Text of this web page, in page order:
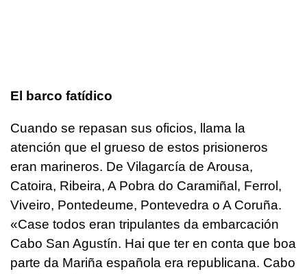
El barco fatídico
Cuando se repasan sus oficios, llama la
atención que el grueso de estos prisioneros
eran marineros. De Vilagarcía de Arousa,
Catoira, Ribeira, A Pobra do Caramiñal, Ferrol,
Viveiro, Pontedeume, Pontevedra o A Coruña.
«Case todos eran tripulantes da embarcación
Cabo San Agustín. Hai que ter en conta que boa
parte da Mariña española era republicana. Cabo